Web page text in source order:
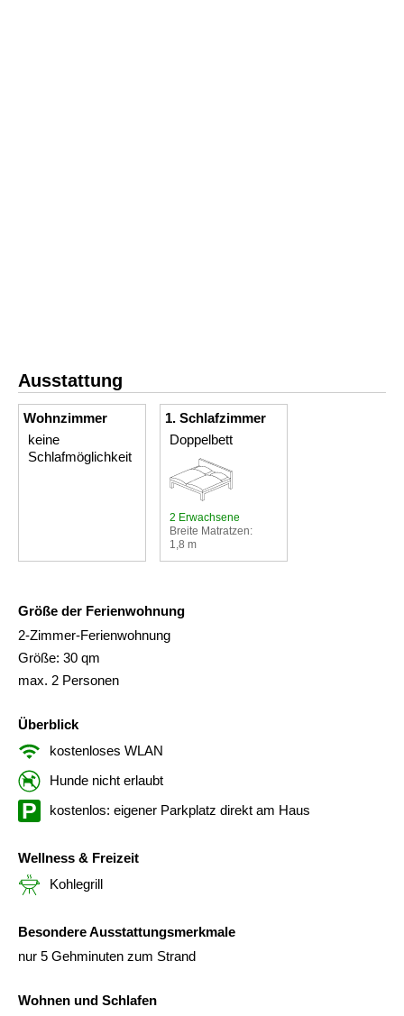
Ausstattung
Wohnzimmer
keine
Schlafmöglichkeit
1. Schlafzimmer
Doppelbett
2 Erwachsene
Breite Matratzen:
1,8 m
Größe der Ferienwohnung
2-Zimmer-Ferienwohnung
Größe: 30 qm
max. 2 Personen
Überblick
kostenloses WLAN
Hunde nicht erlaubt
kostenlos: eigener Parkplatz direkt am Haus
Wellness & Freizeit
Kohlegrill
Besondere Ausstattungsmerkmale
nur 5 Gehminuten zum Strand
Wohnen und Schlafen